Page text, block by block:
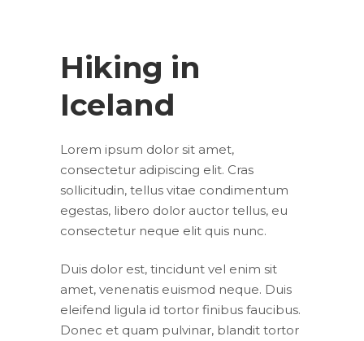
Hiking in
Iceland
Lorem ipsum dolor sit amet,
consectetur adipiscing elit. Cras
sollicitudin, tellus vitae condimentum
egestas, libero dolor auctor tellus, eu
consectetur neque elit quis nunc.
Duis dolor est, tincidunt vel enim sit
amet, venenatis euismod neque. Duis
eleifend ligula id tortor finibus faucibus.
Donec et quam pulvinar, blandit tortor